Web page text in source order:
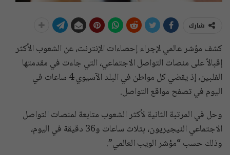
شارك
كشف مؤشر عالمي لإجراء إحصاءات الإنترنت، عن الشعوب الأكثر
إقبالاً على منصات التواصل الاجتماعي، التي جاءت في مقدمتها
الفلبين، إذ يقضي كل مواطن في البلد الآسيوي 4 ساعات في
اليوم في تصفح مواقع التواصل.
وحل في المرتبة الثانية لأكثر الشعوب متابعة لمنصات التواصل
الاجتماعي النيجيريون، بثلاث ساعات و36 دقيقة في اليوم،
وذلك حسب “مؤشر الويب العالمي”.